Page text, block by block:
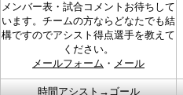
メンバー表・試合コメントお待ちして
います。チームの方ならどなたでも結
構ですのでアシスト得点選手を教えて
ください。
メールフォーム ・ メール
時間アシスト→ゴール